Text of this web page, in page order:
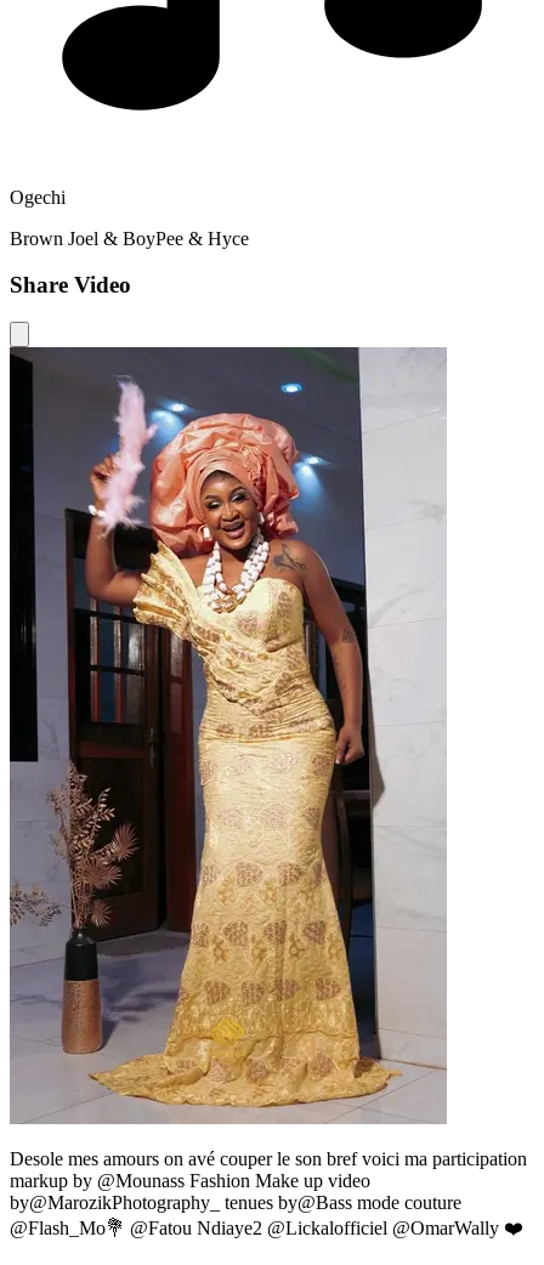
Ogechi
Brown Joel & BoyPee & Hyce
Share Video
Desole mes amours on avé couper le son bref voici ma participation
markup by @Mounass Fashion Make up video
by@MarozikPhotography_ tenues by@Bass mode couture
@Flash_Mo💐 @Fatou Ndiaye2 @Lickalofficiel @OmarWally ❤️